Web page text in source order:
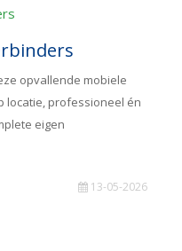
opvallende mobiele
locatie, professioneel én
eigen
13-05-2026